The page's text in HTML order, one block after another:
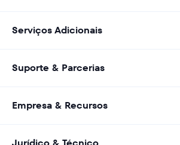
Serviços Adicionais
Suporte & Parcerias
Empresa & Recursos